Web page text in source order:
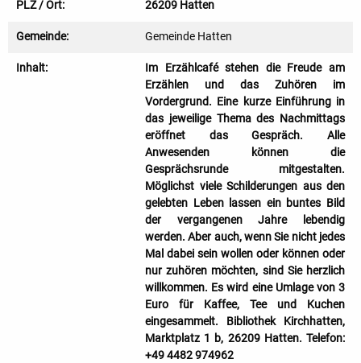
PLZ / Ort: 26209 Hatten
Gemeinde: Gemeinde Hatten
Inhalt:
Im Erzählcafé stehen die Freude am
Erzählen und das Zuhören im
Vordergrund. Eine kurze Einführung in
das jeweilige Thema des Nachmittags
eröffnet das Gespräch. Alle
Anwesenden können die
Gesprächsrunde mitgestalten.
Möglichst viele Schilderungen aus den
gelebten Leben lassen ein buntes Bild
der vergangenen Jahre lebendig
werden. Aber auch, wenn Sie nicht jedes
Mal dabei sein wollen oder können oder
nur zuhören möchten, sind Sie herzlich
willkommen. Es wird eine Umlage von 3
Euro für Kaffee, Tee und Kuchen
eingesammelt. Bibliothek Kirchhatten,
Marktplatz 1 b, 26209 Hatten. Telefon:
+49 4482 974962